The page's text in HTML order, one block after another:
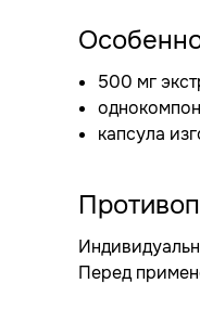
500 мг
капсула
Перед